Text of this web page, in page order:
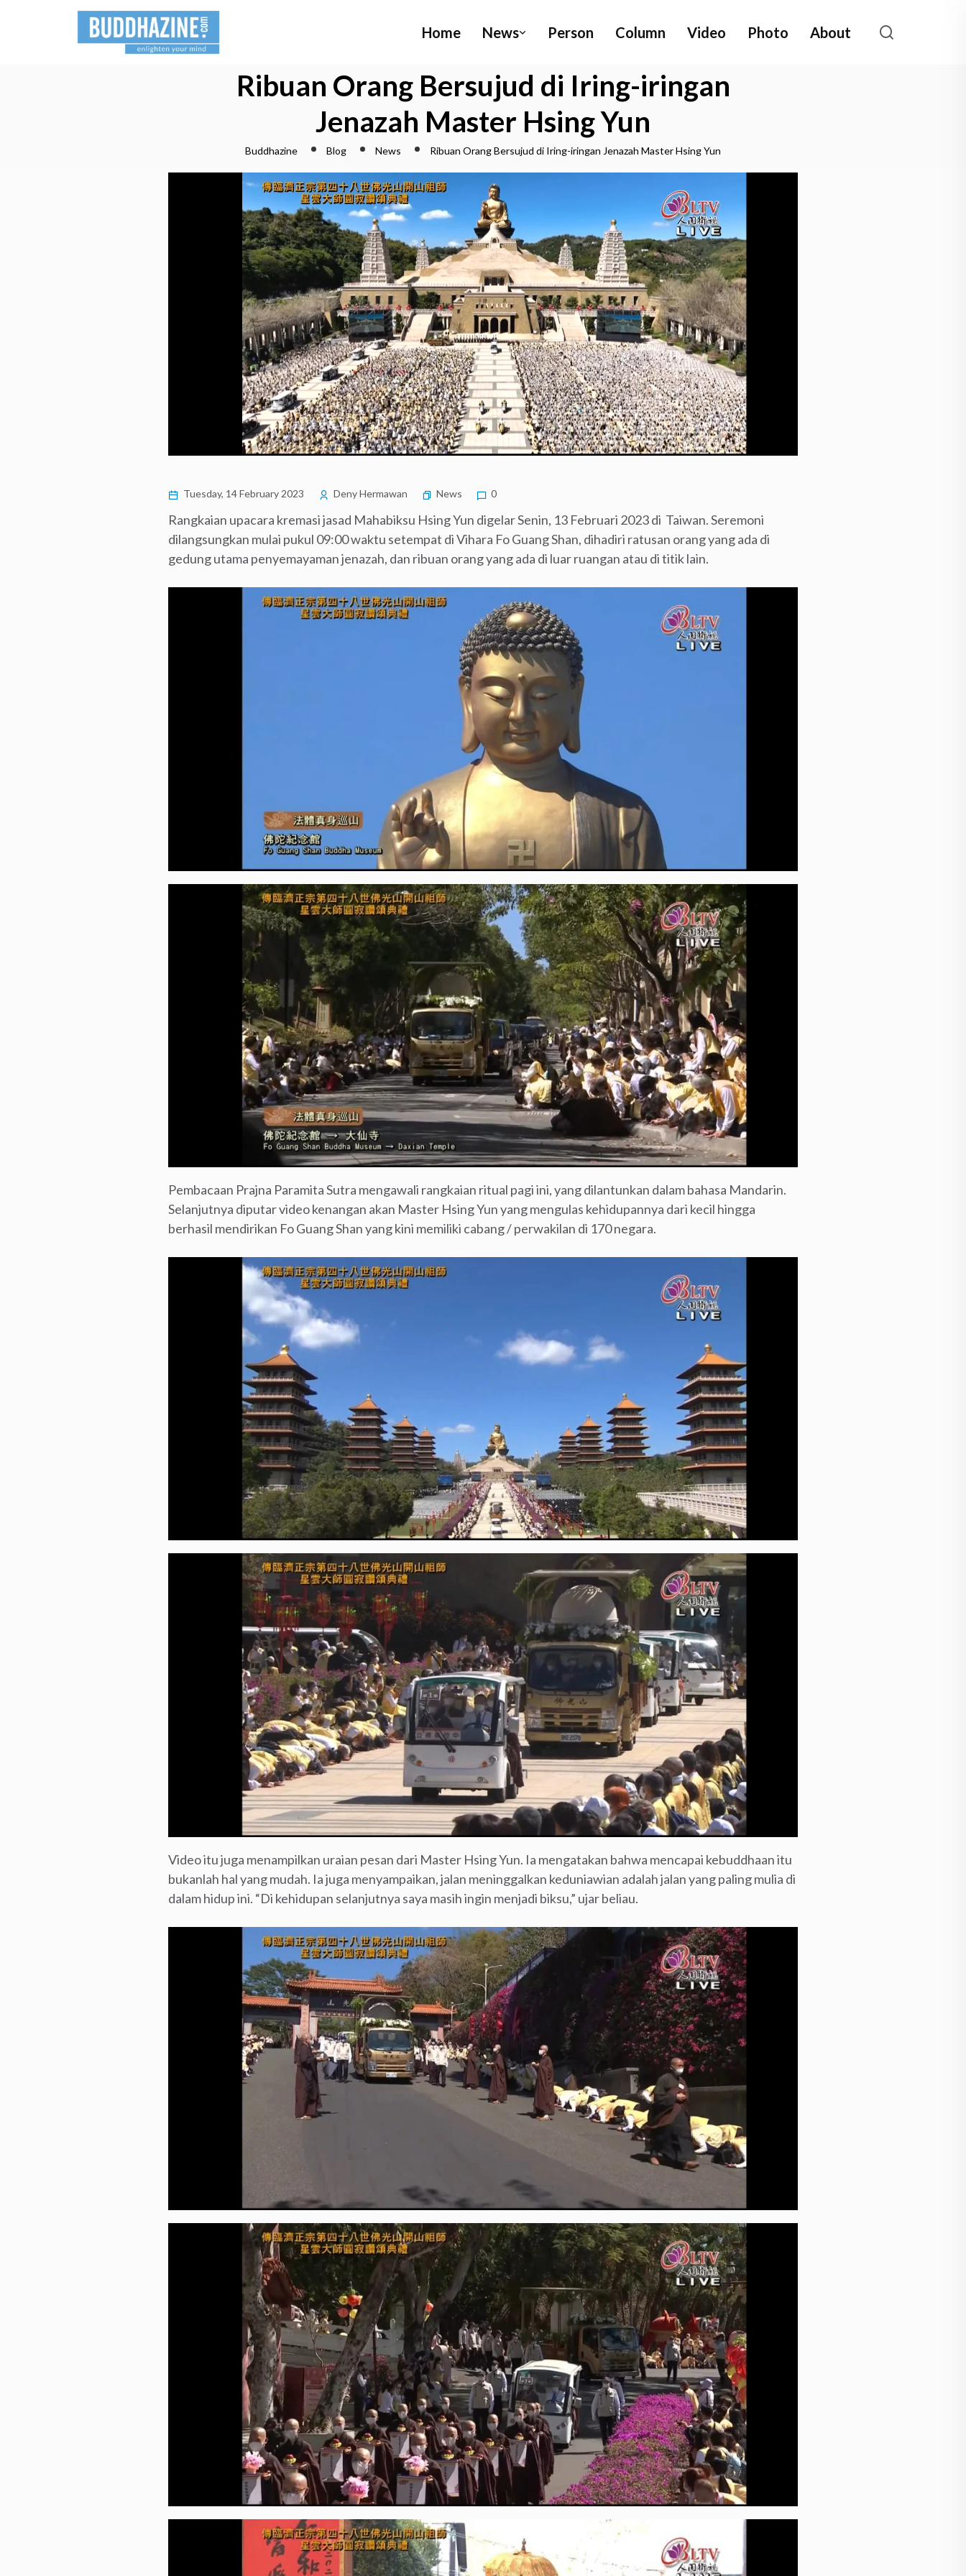
Home News Person Column Video Photo About
Ribuan Orang Bersujud di Iring-iringan
Jenazah Master Hsing Yun
Buddhazine Blog News Ribuan Orang Bersujud di Iring-iringan Jenazah Master Hsing Yun
Tuesday, 14 February 2023 Deny Hermawan News 0
Rangkaian upacara kremasi jasad Mahabiksu Hsing Yun digelar Senin, 13 Februari 2023 di Taiwan. Seremoni
dilangsungkan mulai pukul 09:00 waktu setempat di Vihara Fo Guang Shan, dihadiri ratusan orang yang ada di
gedung utama penyemayaman jenazah, dan ribuan orang yang ada di luar ruangan atau di titik lain.
Pembacaan Prajna Paramita Sutra mengawali rangkaian ritual pagi ini, yang dilantunkan dalam bahasa Mandarin.
Selanjutnya diputar video kenangan akan Master Hsing Yun yang mengulas kehidupannya dari kecil hingga
berhasil mendirikan Fo Guang Shan yang kini memiliki cabang / perwakilan di 170 negara.
Video itu juga menampilkan uraian pesan dari Master Hsing Yun. Ia mengatakan bahwa mencapai kebuddhaan itu
bukanlah hal yang mudah. Ia juga menyampaikan, jalan meninggalkan keduniawian adalah jalan yang paling mulia di
dalam hidup ini. “Di kehidupan selanjutnya saya masih ingin menjadi biksu,” ujar beliau.